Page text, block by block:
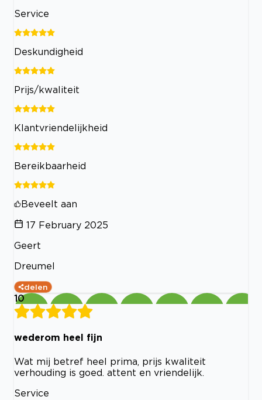
Service
Deskundigheid
Prijs/kwaliteit
Klantvriendelijkheid
Bereikbaarheid
Beveelt aan
17 February 2025
Geert
Dreumel
delen
10
wederom heel fijn
Wat mij betref heel prima, prijs kwaliteit
verhouding is goed. attent en vriendelijk.
Service